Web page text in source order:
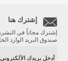
إشترك هنا
إشترك مجاناً في
صندوق البريد الوارد